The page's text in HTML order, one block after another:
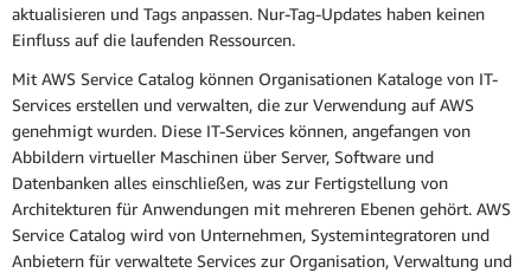
aktualisieren und Tags anpassen. Nur-Tag-Updates haben keinen
Einfluss auf die laufenden Ressourcen.
Mit AWS Service Catalog können Organisationen Kataloge von IT-
Services erstellen und verwalten, die zur Verwendung auf AWS
genehmigt wurden. Diese IT-Services können, angefangen von
Abbildern virtueller Maschinen über Server, Software und
Datenbanken alles einschließen, was zur Fertigstellung von
Architekturen für Anwendungen mit mehreren Ebenen gehört. AWS
Service Catalog wird von Unternehmen, Systemintegratoren und
Anbietern für verwaltete Services zur Organisation, Verwaltung und